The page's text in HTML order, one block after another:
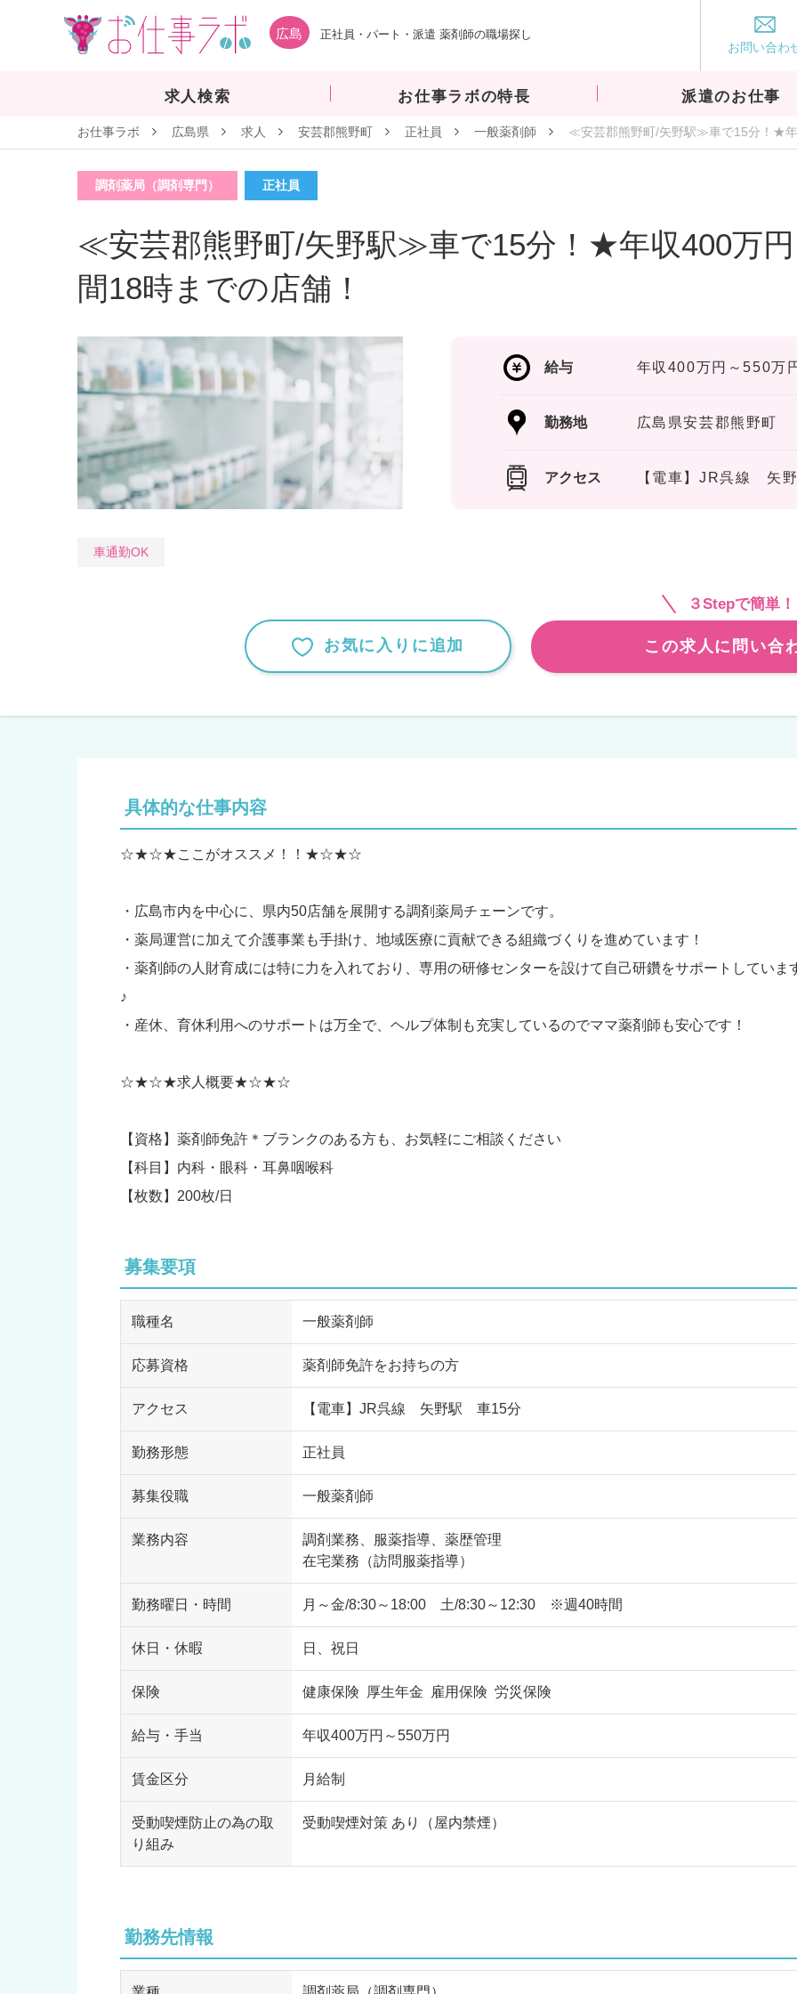
広島 正社員・パート・派遣 薬剤師の職場探し
お問い合わ
求人検索 お仕事ラボの特長 派遣のお仕事
お仕事ラボ 広島県 求人 安芸郡熊野町 正社員 一般薬剤師 ≪安芸郡熊野町/矢野駅≫車で15分！★
調剤薬局（調剤専門） 正社員
≪安芸郡熊野町/矢野駅≫車で15分！★年収400万
間18時までの店舗！
給与 年収400万円～550万
勤務地 広島県安芸郡熊野町
アクセス 【電車】JR呉線 矢
車通勤OK
お気に入りに追加
３Stepで簡単！
この求人に問い合
具体的な仕事内容
☆★☆★ここがオススメ！！★☆★☆
・広島市内を中心に、県内50店舗を展開する調剤薬局チェーンです。
・薬局運営に加えて介護事業も手掛け、地域医療に貢献できる組織づくりを進めています！
・薬剤師の人財育成には特に力を入れており、専用の研修センターを設けて自己研鑽をサポートしていま
♪
・産休、育休利用へのサポートは万全で、ヘルプ体制も充実しているのでママ薬剤師も安心です！
☆★☆★求人概要★☆★☆
【資格】薬剤師免許＊ブランクのある方も、お気軽にご相談ください
【科目】内科・眼科・耳鼻咽喉科
【枚数】200枚/日
募集要項
職種名 一般薬剤師
応募資格 薬剤師免許をお持ちの方
アクセス 【電車】JR呉線 矢野駅 車15分
勤務形態 正社員
募集役職 一般薬剤師
業務内容
調剤業務、服薬指導、薬歴管理
在宅業務（訪問服薬指導）
勤務曜日・時間 月～金/8:30～18:00 土/8:30～12:30 ※週40時間
休日・休暇 日、祝日
保険 健康保険 厚生年金 雇用保険 労災保険
給与・手当 年収400万円～550万円
賃金区分 月給制
受動喫煙防止の為の取
り組み
受動喫煙対策 あり（屋内禁煙）
勤務先情報